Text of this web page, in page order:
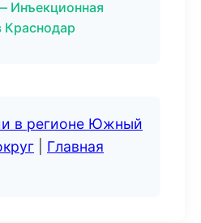
Инъекционная
Краснодар
в регионе Южный
Главная